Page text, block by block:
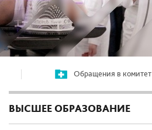
Обращения в комитет
ВЫСШЕЕ ОБРАЗОВАНИЕ